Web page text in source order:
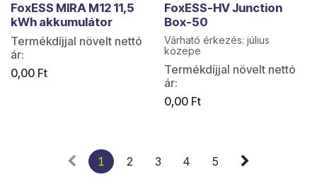
FoxESS MIRA M12 11,5
kWh akkumulátor
Termékdíjjal növelt nettó
ár:
0,00 Ft
FoxESS-HV Junction
Box-50
Várható érkezés: július
közepe
Termékdíjjal növelt nettó
ár:
0,00Ft
1 2 3 4 5